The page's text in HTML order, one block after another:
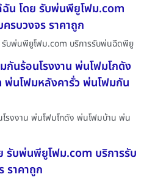
น โดย รับพ่นพียูโฟม.com
รบวงจร ราคาถูก
บพ่นพียูโฟม.com บริการรับพ่นฉีดพียู
นร้อนโรงงาน พ่นโฟมโกดัง
นโฟมหลังคารั่ว พ่นโฟมกัน
งงาน พ่นโฟมโกดัง พ่นโฟมบ้าน พ่น
รับพ่นพียูโฟม.com บริการรับ
ราคาถูก